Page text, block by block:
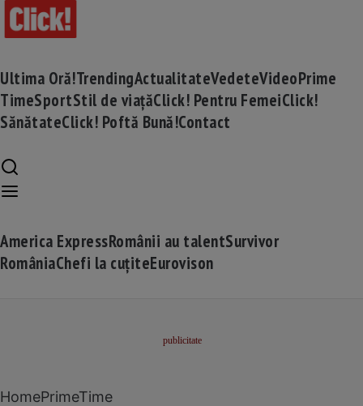
Ultima Oră!TrendingActualitateVedeteVideoPrime
TimeSportStil de viațăClick! Pentru FemeiClick!
SănătateClick! Poftă Bună!Contact
America ExpressRomânii au talentSurvivor
RomâniaChefi la cuțiteEurovison
HomePrimeTime